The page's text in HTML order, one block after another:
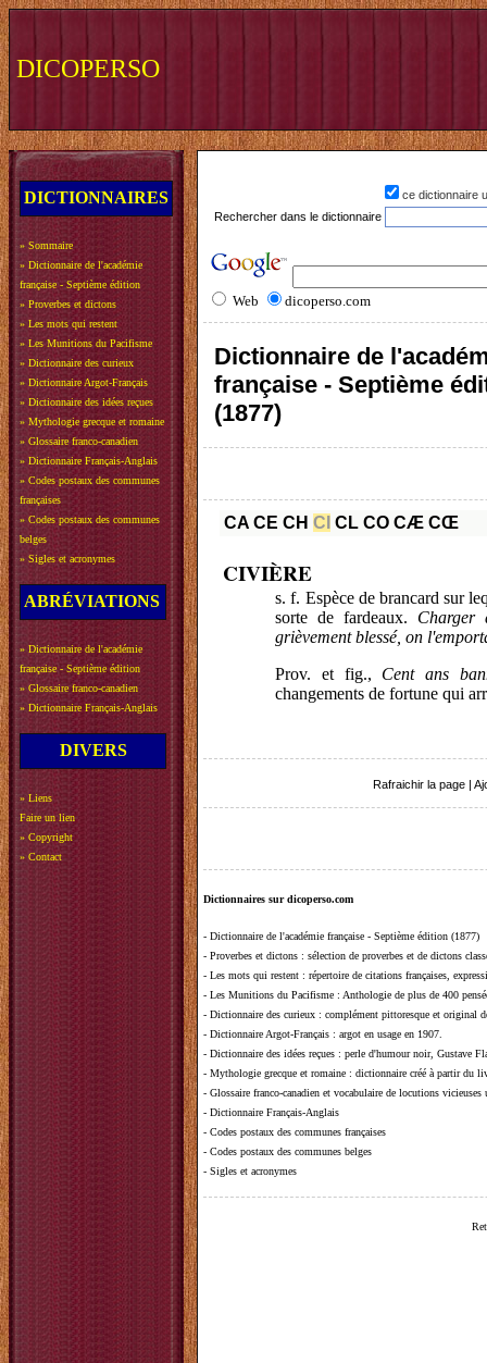
DICOPERSO
DICTIONNAIRES
» Sommaire
» Dictionnaire de l'académie
française - Septième édition
» Proverbes et dictons
» Les mots qui restent
» Les Munitions du Pacifisme
» Dictionnaire des curieux
» Dictionnaire Argot-Français
» Dictionnaire des idées reçues
» Mythologie grecque et romaine
» Glossaire franco-canadien
» Dictionnaire Français-Anglais
» Codes postaux des communes
françaises
» Codes postaux des communes
belges
» Sigles et acronymes
ABRÉVIATIONS
» Dictionnaire de l'académie
française - Septième édition
» Glossaire franco-canadien
» Dictionnaire Français-Anglais
DIVERS
» Liens
Faire un lien
» Copyright
» Contact
ce dictionnaire
Rechercher dans le dictionnaire
Web dicoperso.com
Dictionnaire de
française - Septième
(1877)
CA CE CH CI CL CO CÆ CŒ
CIVIÈRE
s. f. Espèce de brancard sur
sorte de fardeaux. Charger
grièvement blessé, on
Prov. et fig., Cent ans
changements de fortune qui
Rafraichir la page
Dictionnaires sur dicoperso.com
- Dictionnaire de l'académie française - Septième édition (1877)
- Proverbes et dictons : sélection de proverbes et de dictons
- Les mots qui restent : répertoire de citations françaises,
- Les Munitions du Pacifisme : Anthologie de plus de 400
- Dictionnaire des curieux : complément pittoresque et original
- Dictionnaire Argot-Français : argot en usage en 1907.
- Dictionnaire des idées reçues : perle d'humour noir, Gustave
- Mythologie grecque et romaine : dictionnaire créé à partir du
- Glossaire franco-canadien et vocabulaire de locutions vicieuses
- Dictionnaire Français-Anglais
- Codes postaux des communes françaises
- Codes postaux des communes belges
- Sigles et acronymes